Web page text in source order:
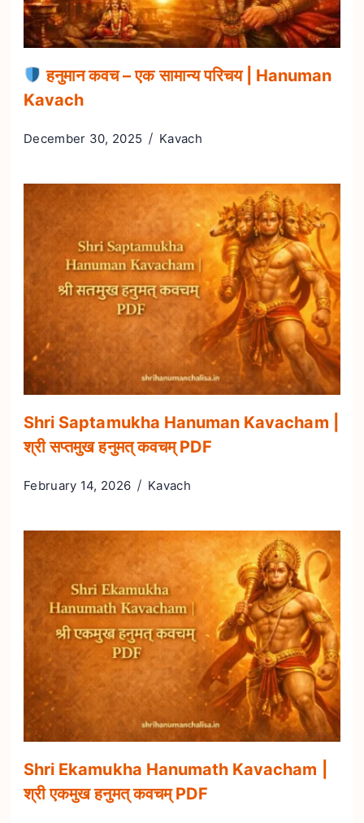
हनुमान कवच – एक सामान्य परिचय | Hanuman
Kavach
December 30, 2025 Kavach
Shri Saptamukha Hanuman Kavacham |
श्री सप्तमुख हनुमत् कवचम् PDF
February 14, 2026 Kavach
Shri Ekamukha Hanumath Kavacham |
श्री एकमुख हनुमत् कवचम् PDF